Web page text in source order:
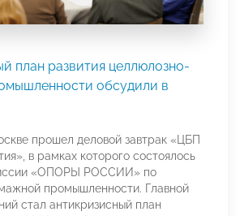
план развития целлюлозно-
обсудили в
прошел деловой завтрак «ЦБП
в рамках которого состоялось
«ОПОРЫ РОССИИ» по
промышленности. Главной
стал антикризисный план